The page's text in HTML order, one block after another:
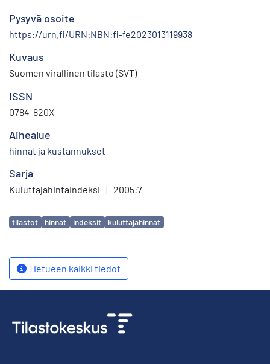
Pysyvä osoite
https://urn.fi/URN:NBN:fi-fe2023013119938
Kuvaus
Suomen virallinen tilasto (SVT)
ISSN
0784-820X
Aihealue
hinnat ja kustannukset
Sarja
Kuluttajahintaindeksi | 2005:7
Avainsanat
tilastot hinnat indeksit kuluttajahinnat
Tietueen kaikki tiedot